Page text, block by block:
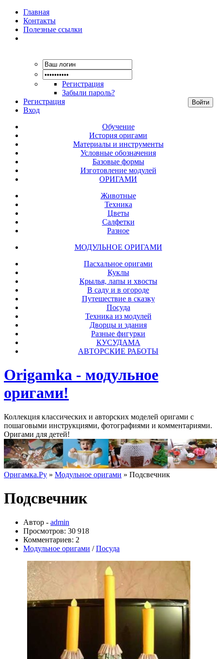
Главная
Контакты
Полезные ссылки
Регистрация
Забыли пароль?
Регистрация
Вход
Обучение
История оригами
Материалы и инструменты
Условные обозначения
Базовые формы
Изготовление модулей
ОРИГАМИ
Животные
Техника
Цветы
Салфетки
Разное
МОДУЛЬНОЕ ОРИГАМИ
Пасхальное оригами
Куклы
Крылья, лапы и хвосты
В саду и в огороде
Путешествие в сказку
Посуда
Техника из модулей
Дворцы и здания
Разные фигурки
КУСУДАМА
АВТОРСКИЕ РАБОТЫ
Origamka - модульное
оригами!
Коллекция классических и авторских моделей оригами с
пошаговыми инструкциями, фотографиями и комментариями.
Оригами для детей!
Оригамка.Ру » Модульное оригами » Подсвечник
Подсвечник
Автор - admin
Просмотров: 30 918
Комментариев: 2
Модульное оригами /Посуда